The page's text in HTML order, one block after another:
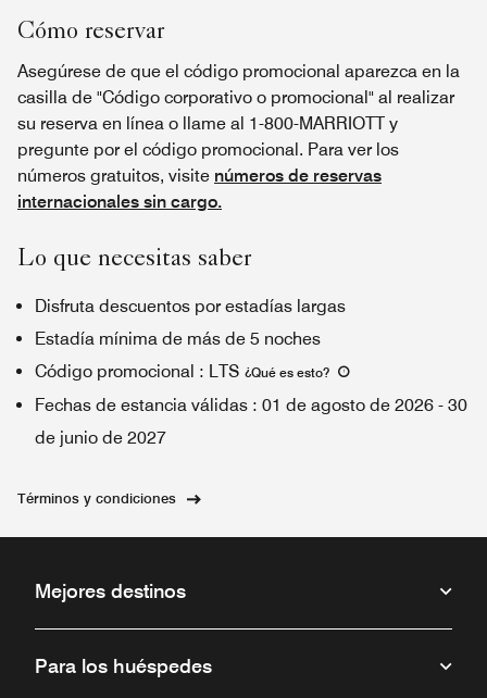
Cómo reservar
Asegúrese de que el código promocional aparezca en la
casilla de "Código corporativo o promocional" al realizar
su reserva en línea o llame al 1-800-MARRIOTT y
pregunte por el código promocional. Para ver los
números gratuitos, visite números de reservas
internacionales sin cargo.
Lo que necesitas saber
Disfruta descuentos por estadías largas
Estadía mínima de más de 5 noches
Código promocional : LTS ¿Qué es esto?
Fechas de estancia válidas : 01 de agosto de 2026 - 30
de junio de 2027
Términos y condiciones
Mejores destinos
Para los huéspedes